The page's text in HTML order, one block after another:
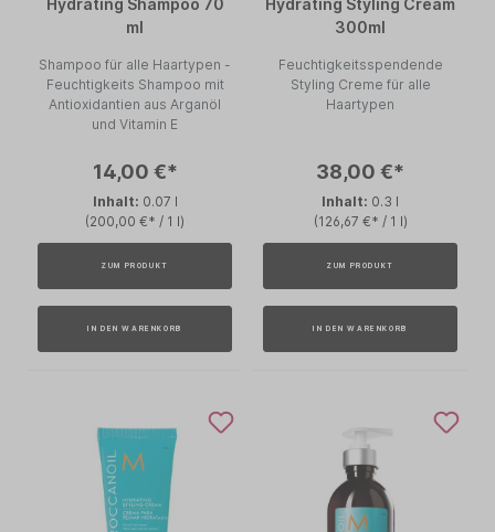
Hydrating Shampoo 70
ml
Shampoo für alle Haartypen -
Feuchtigkeits Shampoo mit
Antioxidantien aus Arganöl
und Vitamin E
14,00 €*
Inhalt: 0.07 l
(200,00 €* / 1 l)
ZUM PRODUKT
IN DEN WARENKORB
Hydrating Styling Cream
300ml
Feuchtigkeitsspendende
Styling Creme für alle
Haartypen
38,00 €*
Inhalt: 0.3 l
(126,67 €* / 1 l)
ZUM PRODUKT
IN DEN WARENKORB